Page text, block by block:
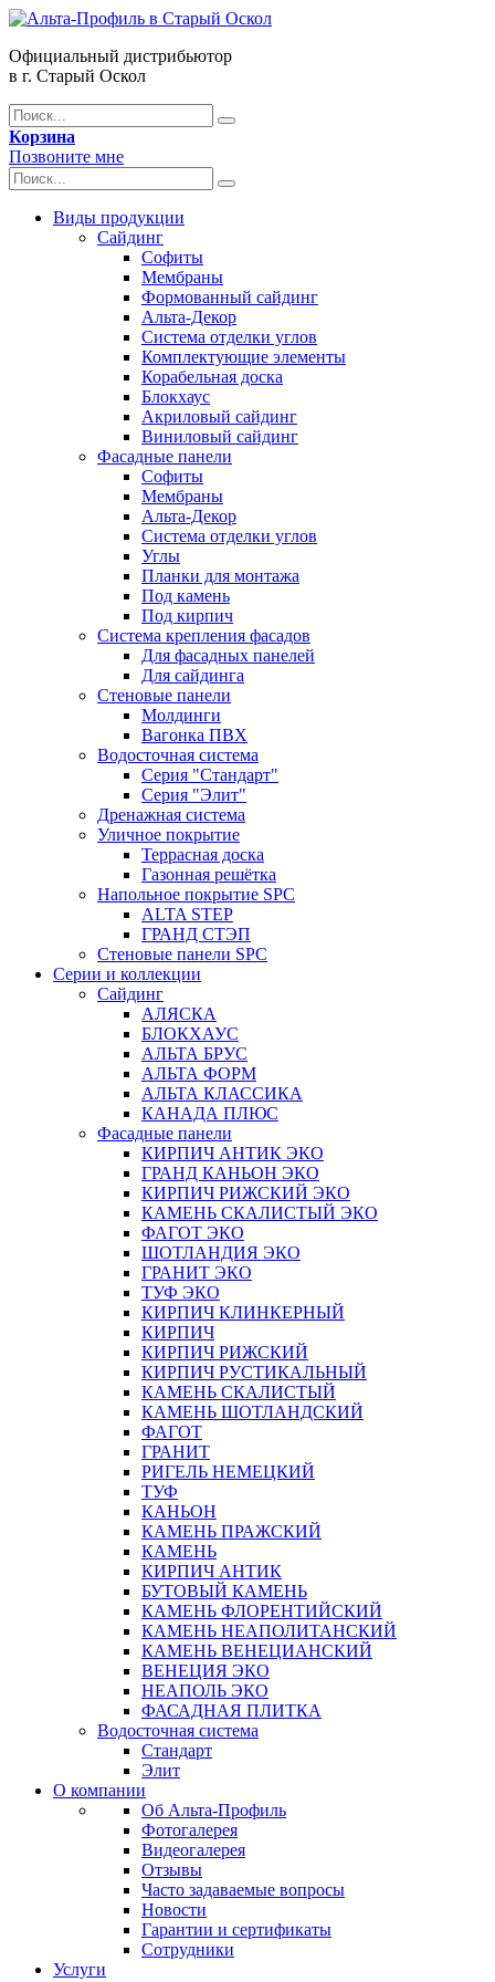
Официальный дистрибьютор
в г. Старый Оскол
Корзина
Позвоните мне
Виды продукции
Сайдинг
Софиты
Мембраны
Формованный сайдинг
Альта-Декор
Система отделки углов
Комплектующие элементы
Корабельная доска
Блокхаус
Акриловый сайдинг
Виниловый сайдинг
Фасадные панели
Софиты
Мембраны
Альта-Декор
Система отделки углов
Углы
Планки для монтажа
Под камень
Под кирпич
Система крепления фасадов
Для фасадных панелей
Для сайдинга
Стеновые панели
Молдинги
Вагонка ПВХ
Водосточная система
Серия "Стандарт"
Серия "Элит"
Дренажная система
Уличное покрытие
Террасная доска
Газонная решётка
Напольное покрытие SPC
ALTA STEP
ГРАНД СТЭП
Стеновые панели SPC
Серии и коллекции
Сайдинг
АЛЯСКА
БЛОКХАУС
АЛЬТА БРУС
АЛЬТА ФОРМ
АЛЬТА КЛАССИКА
КАНАДА ПЛЮС
Фасадные панели
КИРПИЧ АНТИК ЭКО
ГРАНД КАНЬОН ЭКО
КИРПИЧ РИЖСКИЙ ЭКО
КАМЕНЬ СКАЛИСТЫЙ ЭКО
ФАГОТ ЭКО
ШОТЛАНДИЯ ЭКО
ГРАНИТ ЭКО
ТУФ ЭКО
КИРПИЧ КЛИНКЕРНЫЙ
КИРПИЧ
КИРПИЧ РИЖСКИЙ
КИРПИЧ РУСТИКАЛЬНЫЙ
КАМЕНЬ СКАЛИСТЫЙ
КАМЕНЬ ШОТЛАНДСКИЙ
ФАГОТ
ГРАНИТ
РИГЕЛЬ НЕМЕЦКИЙ
ТУФ
КАНЬОН
КАМЕНЬ ПРАЖСКИЙ
КАМЕНЬ
КИРПИЧ АНТИК
БУТОВЫЙ КАМЕНЬ
КАМЕНЬ ФЛОРЕНТИЙСКИЙ
КАМЕНЬ НЕАПОЛИТАНСКИЙ
КАМЕНЬ ВЕНЕЦИАНСКИЙ
ВЕНЕЦИЯ ЭКО
НЕАПОЛЬ ЭКО
ФАСАДНАЯ ПЛИТКА
Водосточная система
Стандарт
Элит
О компании
Об Альта-Профиль
Фотогалерея
Видеогалерея
Отзывы
Часто задаваемые вопросы
Новости
Гарантии и сертификаты
Сотрудники
Услуги